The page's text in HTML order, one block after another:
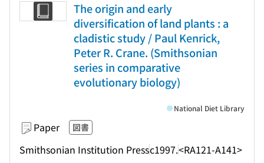
The origin and early
diversification of land plants : a
cladistic study / Paul Kenrick,
Peter R. Crane. (Smithsonian
series in comparative
evolutionary biology)
Paper 図書
Smithsonian Institution Pressc1997.<RA121-A141>
National Diet Library